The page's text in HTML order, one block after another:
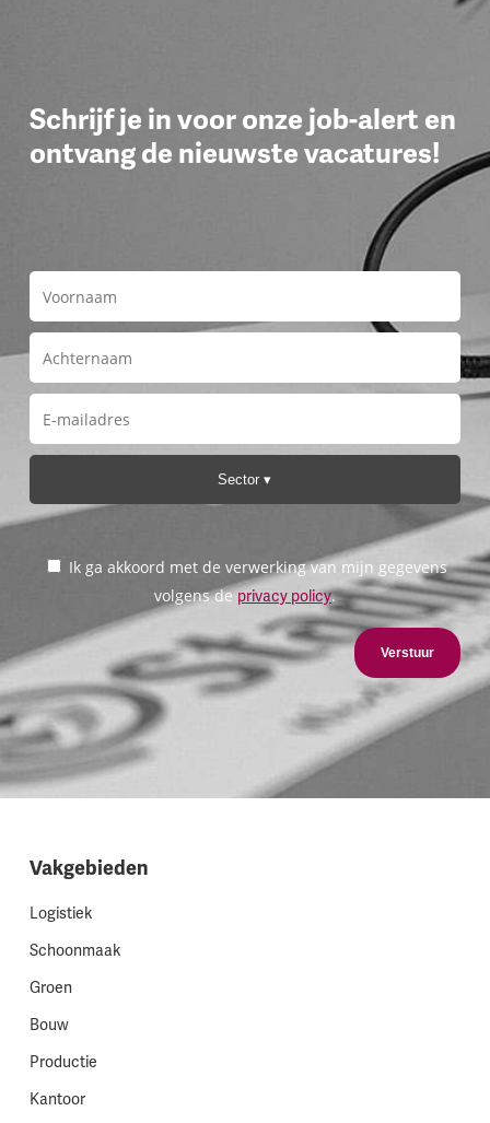
Schrijf je in voor onze job-alert en
ontvang de nieuwste vacatures!
Sector
Ik ga akkoord met de verwerking van mijn gegevens
volgens deprivacy policy.
Verstuur
Vakgebieden
Logistiek
Schoonmaak
Groen
Bouw
Productie
Kantoor